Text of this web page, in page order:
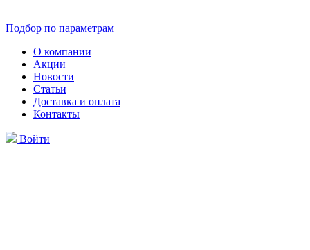
Подбор по параметрам
О компании
Акции
Новости
Статьи
Доставка и оплата
Контакты
Войти